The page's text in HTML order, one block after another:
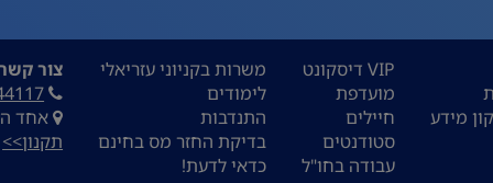
מידע
VIP דיסקונט
מועדפת
חיילים
סטודנטים
עבודה בחו"ל
משרות בקניוני עזריאלי
לימודים
התנדבות
בדיקת החזר מס בחינם
כדאי לדעת!
צור
אחד העם 9,
תקנון>>